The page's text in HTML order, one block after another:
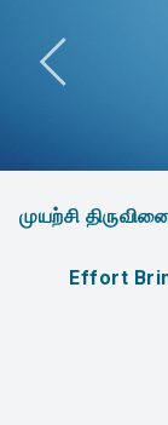
முயற்சி
Effort